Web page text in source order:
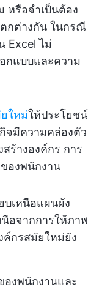
หรือจำเป็นต้อง
กต่างกัน ในกรณี
Excel ไม่
กแบบและความ
ใหม่ให้ประโยชน์
จมีความคล่องตัว
ร้างองค์กร การ
องพนักงาน
บเหนือแผนผัง
นือจากการให้ภาพ
กรสมัยใหม่ยัง
องพนักงานและ